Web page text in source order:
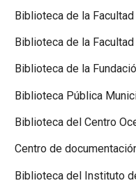
Biblioteca de la
Biblioteca de la
Biblioteca de la
Biblioteca Pública
Biblioteca del Centro
Centro de
Biblioteca del Instituto